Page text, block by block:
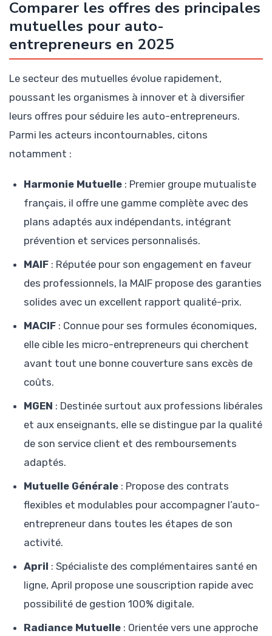
Comparer les offres des principales
mutuelles pour auto-
entrepreneurs en 2025
Le secteur des mutuelles évolue rapidement,
poussant les organismes à innover et à diversifier
leurs offres pour séduire les auto-entrepreneurs.
Parmi les acteurs incontournables, citons
notamment :
Harmonie Mutuelle : Premier groupe mutualiste
français, il offre une gamme complète avec des
plans adaptés aux indépendants, intégrant
prévention et services personnalisés.
MAIF : Réputée pour son engagement en faveur
des professionnels, la MAIF propose des garanties
solides avec un excellent rapport qualité-prix.
MACIF : Connue pour ses formules économiques,
elle cible les micro-entrepreneurs qui cherchent
avant tout une bonne couverture sans excès de
coûts.
MGEN : Destinée surtout aux professions libérales
et aux enseignants, elle se distingue par la qualité
de son service client et des remboursements
adaptés.
Mutuelle Générale : Propose des contrats
flexibles et modulables pour accompagner l’auto-
entrepreneur dans toutes les étapes de son
activité.
April : Spécialiste des complémentaires santé en
ligne, April propose une souscription rapide avec
possibilité de gestion 100% digitale.
Radiance Mutuelle : Orientée vers une approche